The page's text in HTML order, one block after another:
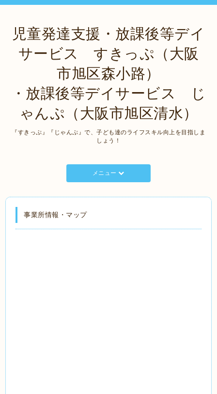
児童発達支援・放課後等デイ
サービス すきっぷ（大阪
市旭区森小路）
・放課後等デイサービス じ
ゃんぷ（大阪市旭区清水）
『すきっぷ』『じゃんぷ』で、子ども達のライフスキル向上を目指しま
しょう！
メニュー
事業所情報・マップ